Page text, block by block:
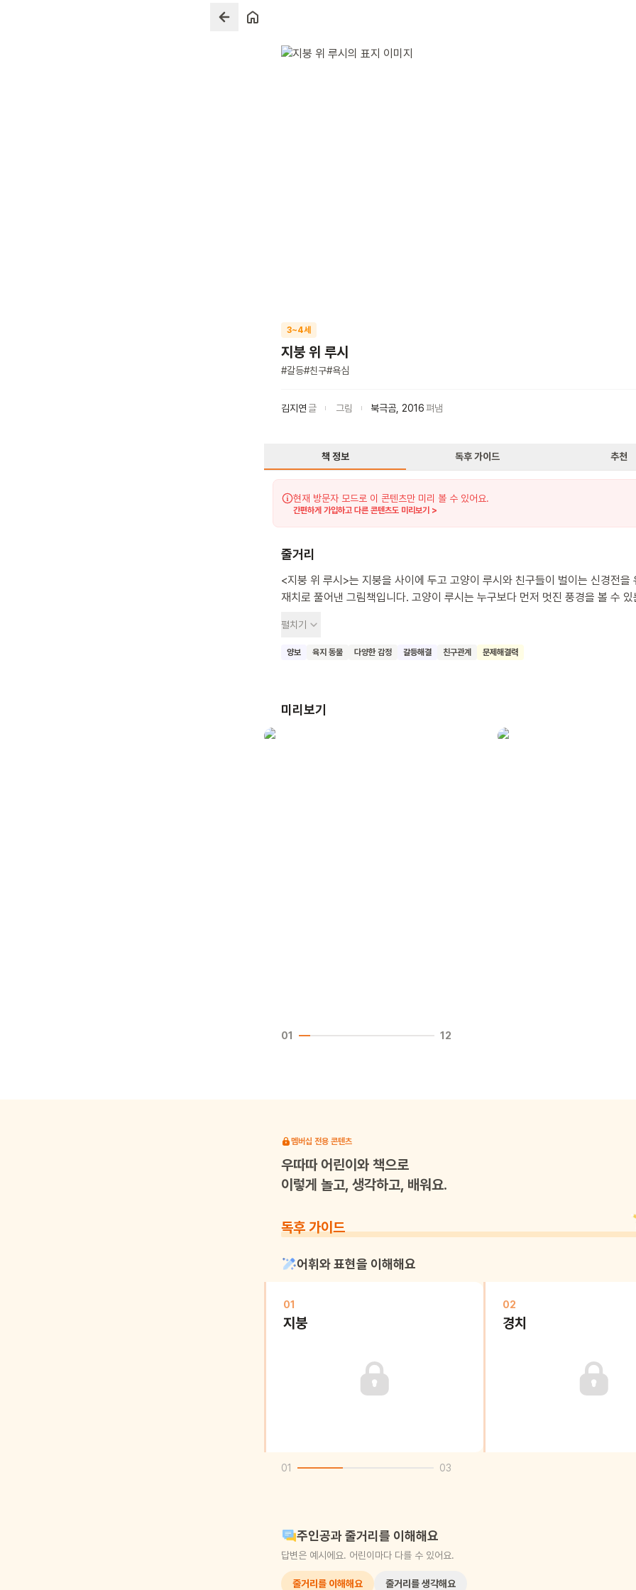
3~4세
지붕 위 루시
#갈등#친구#욕심
김지연 글 그림 북극곰 2016펴냄
책 정보 독후 가이드 추천
현재 방문자 모드로 이 콘텐츠만 미리 볼 수 있어요.
간편하게 가입하고 다른 콘텐츠도 미리보기 >
줄거리
<지붕 위 루시>는 지붕을 사이에 두고 고양이 루시와 친구들이 벌이는 신경전을
재치로 풀어낸 그림책입니다. 고양이 루시는 누구보다 먼저 멋진 풍경을 볼 수 있
독차지하고 싶은 마음도 있지만 지붕 아래에서 고양이 친구들과 함께 놀고 싶은
있기 때문이죠. 욕심쟁이 루시는 지붕을 지키느라 친구들이 노는 모습을 그저 바
펼치기
양보 육지 동물 다양한 감정 갈등해결 친구관계 문제해결력
미리보기
01 12
멤버십 전용 콘텐츠
우따따어린이와 책으로
이렇게 놀고, 생각하고, 배워요.
독후 가이드
어휘와 표현을 이해해요
01
지붕
02
경치
01 03
주인공과 줄거리를 이해해요
답변은 예시에요. 어린이마다 다를 수 있어요.
줄거리를 이해해요 줄거리를 생각해요